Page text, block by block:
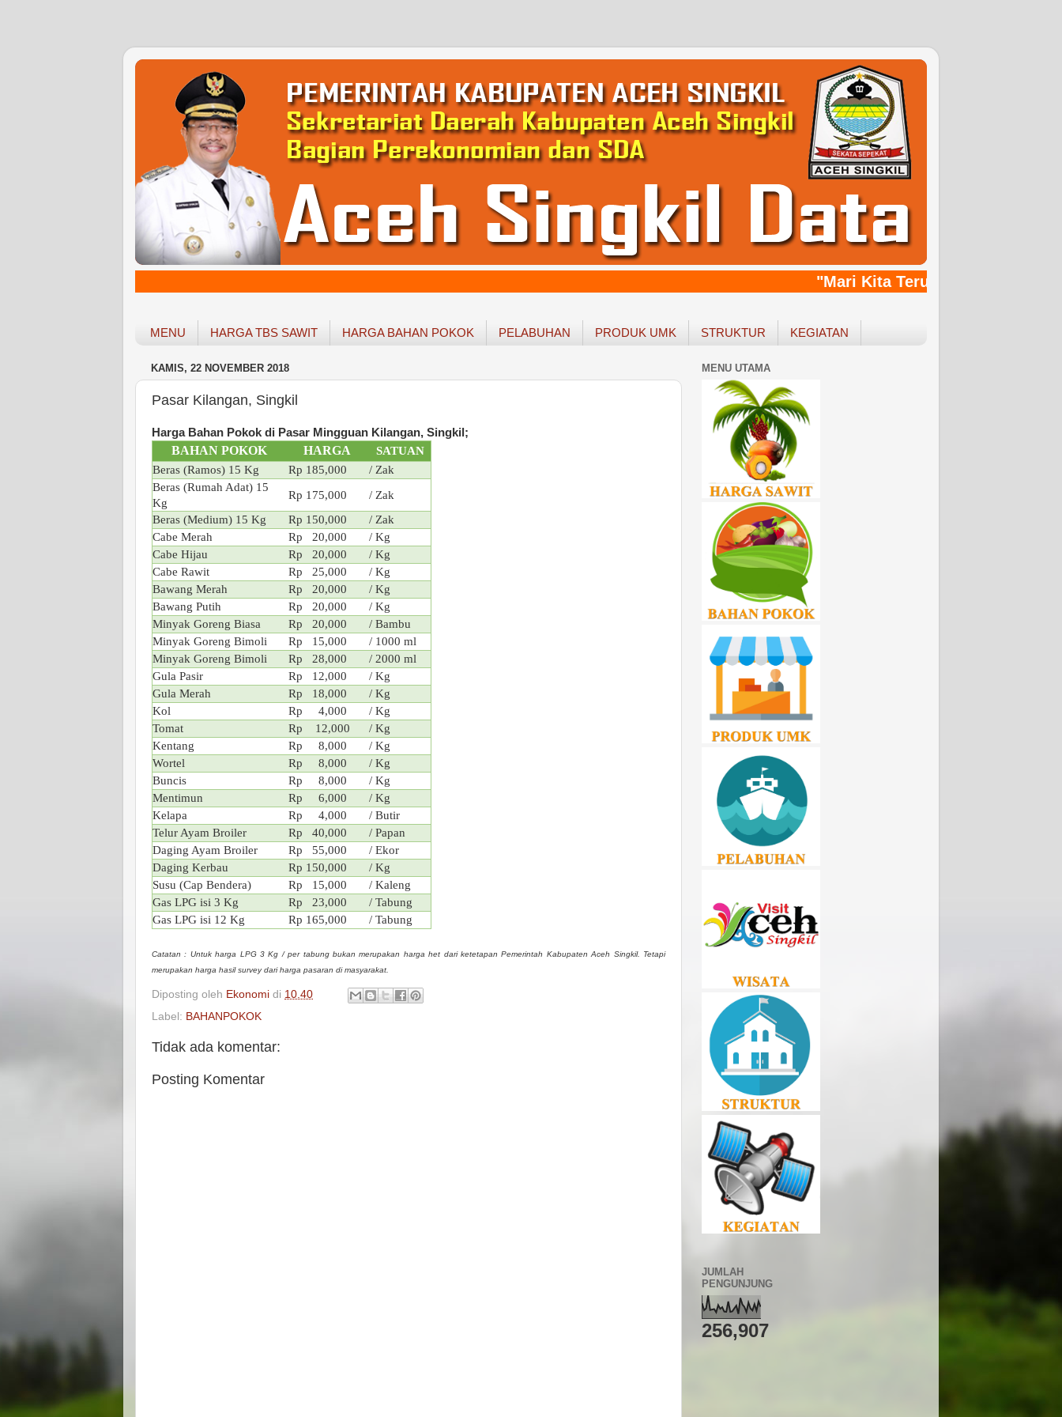
"Mari Kita Terus Bersinergy,
MENU HARGA TBS SAWIT HARGA BAHAN POKOK PELABUHAN PRODUK UMK STRUKTUR KEGIATAN
KAMIS, 22 NOVEMBER 2018
Pasar Kilangan, Singkil
Harga Bahan Pokok di Pasar Mingguan Kilangan, Singkil;
BAHAN POKOK HARGA
SATUAN
Beras (Ramos) 15 Kg
Rp 185,000
/ Zak
Beras (Rumah Adat) 15
Kg
Rp 175,000
/ Zak
Beras (Medium) 15 Kg
Rp 150,000
/ Zak
Cabe Merah
Rp 20,000
/ Kg
Cabe Hijau
Rp 20,000
/ Kg
Cabe Rawit
Rp 25,000
/ Kg
Bawang Merah
Rp 20,000
/ Kg
Bawang Putih
Rp 20,000
/ Kg
Minyak Goreng Biasa
Rp 20,000
/ Bambu
Minyak Goreng Bimoli
Rp 15,000
/ 1000 ml
Minyak Goreng Bimoli
Rp 28,000
/ 2000 ml
Gula Pasir
Rp 12,000
/ Kg
Gula Merah
Rp 18,000
/ Kg
Kol
Rp 4,000
/ Kg
Tomat
Rp 12,000
/ Kg
Kentang
Rp 8,000
/ Kg
Wortel
Rp 8,000
/ Kg
Buncis
Rp 8,000
/ Kg
Mentimun
Rp 6,000
/ Kg
Kelapa
Rp 4,000
/ Butir
Telur Ayam Broiler
Rp 40,000
/ Papan
Daging Ayam Broiler
Rp 55,000
/ Ekor
Daging Kerbau
Rp 150,000
/ Kg
Susu (Cap Bendera)
Rp 15,000
/ Kaleng
Gas LPG isi 3 Kg
Rp 23,000
/ Tabung
Gas LPG isi 12 Kg
Rp 165,000 / Tabung
Catatan : Untuk harga LPG 3 Kg / per tabung bukan merupakan harga het dari ketetapan Pemerintah Kabupaten Aceh Singkil. Tetapi
merupakan harga hasil survey dari harga pasaran di masyarakat.
Diposting oleh Ekonomi di 10.40
Label: BAHANPOKOK
Tidak ada komentar:
Posting Komentar
MENU UTAMA
JUMLAH
PENGUNJUNG
256,907